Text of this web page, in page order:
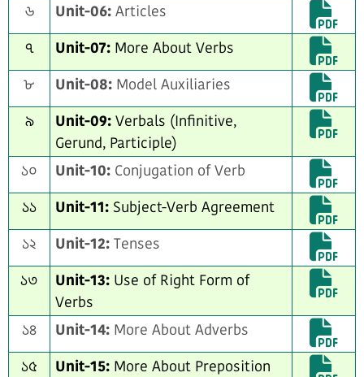
৬
Unit-06: Articles
৭
Unit-07: More About Verbs
৮
Unit-08: Model Auxiliaries
৯
Unit-09: Verbals (Infinitive,
Gerund, Participle)
১০
Unit-10: Conjugation of Verb
১১
Unit-11: Subject-Verb Agreement
১২
Unit-12: Tenses
১৩
Unit-13: Use of Right Form of
Verbs
১৪
Unit-14: More About Adverbs
১৫
Unit-15: More About Preposition